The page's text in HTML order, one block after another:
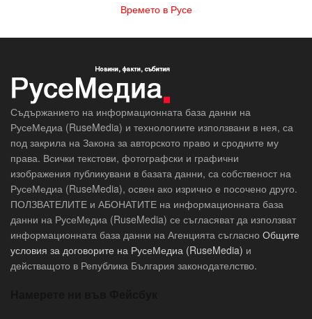
Времето в Русе
Съдържанието на информационната база данни на
РусеМедиа (RuseMedia) и технологиите използвани в нея, са
под закрила на Закона за авторското право и сродните му
права. Всички текстови, фотографски и графични
изображения публикувани в базата данни, са собственост на
РусеМедиа (RuseMedia), освен ако изрично е посочено друго.
ПОЛЗВАТЕЛИТЕ и АБОНАТИТЕ на информационната база
данни на РусеМедиа (RuseMedia) се съгласяват да използват
информационната база данни на Агенцията съгласно Общите
условия за договорите на РусеМедиа (RuseMedia) и
действащото в Република България законодателство.